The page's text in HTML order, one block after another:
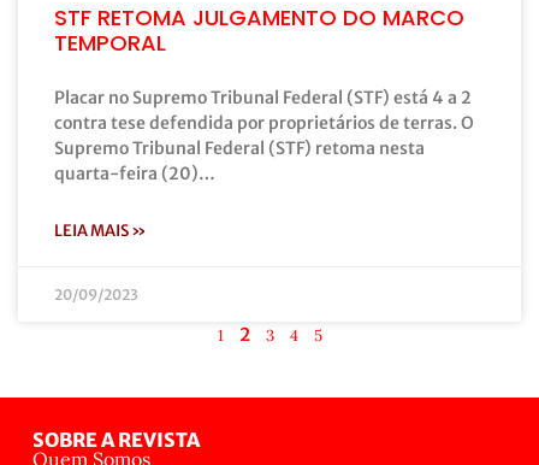
STF RETOMA JULGAMENTO DO MARCO
TEMPORAL
Placar no Supremo Tribunal Federal (STF) está 4 a 2
contra tese defendida por proprietários de terras. O
Supremo Tribunal Federal (STF) retoma nesta
quarta-feira (20)…
LEIA MAIS »
20/09/2023
1 2 3 4 5
SOBRE A REVISTA
Quem Somos